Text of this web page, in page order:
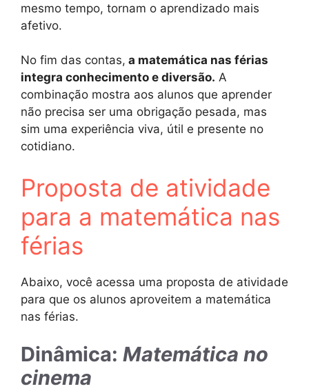
mesmo tempo, tornam o aprendizado mais
afetivo.
No fim das contas, a matemática nas férias
integra conhecimento e diversão. A
combinação mostra aos alunos que aprender
não precisa ser uma obrigação pesada, mas
sim uma experiência viva, útil e presente no
cotidiano.
Proposta de atividade
para a matemática nas
férias
Abaixo, você acessa uma proposta de atividade
para que os alunos aproveitem a matemática
nas férias.
Dinâmica: Matemática no
cinema